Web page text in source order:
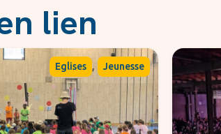
lien
Eglises , Jeunesse